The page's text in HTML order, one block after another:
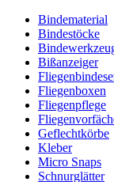
Bindematerial
Bindestöcke
Bißanzeiger
Fliegenboxen
Fliegenpflege
Geflechtkörbe
Kleber
Micro Snaps
Schnurglätter